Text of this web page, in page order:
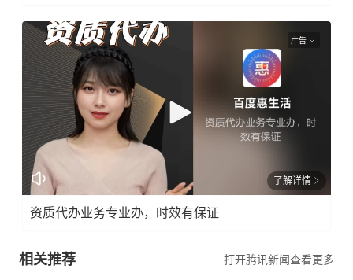
广告
了解详情
资质代办业务专业办，时效有保证
相关推荐 打开腾讯新闻查看更多